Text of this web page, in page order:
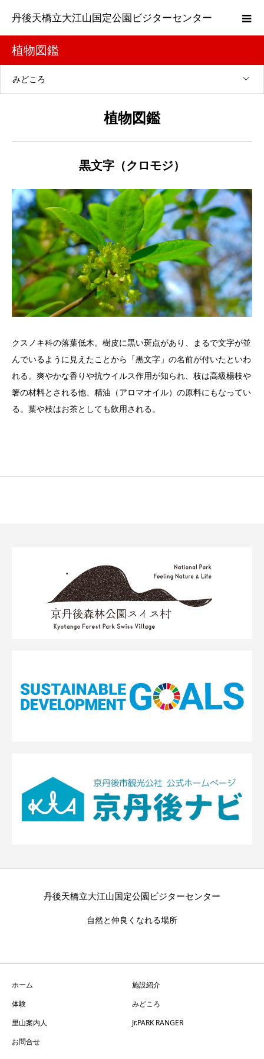
丹後天橋立大江山国定公園ビジターセンター
植物図鑑
みどころ
植物図鑑
黒文字（クロモジ）
クスノキ科の落葉低木。樹皮に黒い斑点があり、まるで文字が並
んでいるように見えたことから「黒文字」の名前が付いたといわ
れる。爽やかな香りや抗ウイルス作用が知られ、枝は高級楊枝や
箸の材料とされる他、精油（アロマオイル）の原料にもなってい
る。葉や枝はお茶としても飲用される。
丹後天橋立大江山国定公園ビジターセンター
自然と仲良くなれる場所
ホーム
施設紹介
体験
みどころ
里山案内人
Jr.PARK RANGER
お問合せ